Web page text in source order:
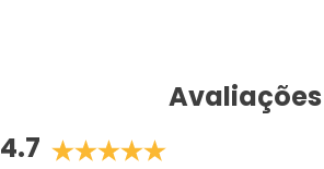
Avaliações
4.7